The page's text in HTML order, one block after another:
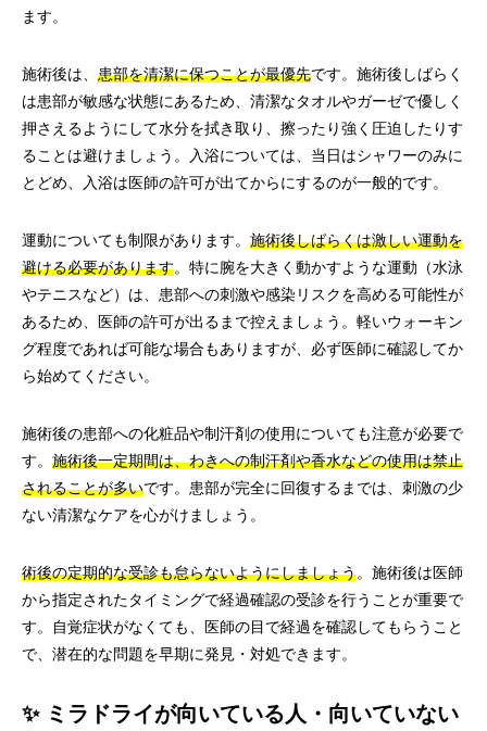
ます。
施術後は、 患部を清潔に保つことが最優先です。施術後しばらく
は患部が敏感な状態にあるため、清潔なタオルやガーゼで優しく
押さえるようにして水分を拭き取り、擦ったり強く圧迫したりす
ることは避けましょう。入浴については、当日はシャワーのみに
とどめ、入浴は医師の許可が出てからにするのが一般的です。
運動についても制限があります。 施術後しばらくは激しい運動を
避ける必要があります。特に腕を大きく動かすような運動（水泳
やテニスなど）は、患部への刺激や感染リスクを高める可能性が
あるため、医師の許可が出るまで控えましょう。軽いウォーキン
グ程度であれば可能な場合もありますが、必ず医師に確認してか
ら始めてください。
施術後の患部への化粧品や制汗剤の使用についても注意が必要で
す。 施術後一定期間は、わきへの制汗剤や香水などの使用は禁止
されることが多いです。患部が完全に回復するまでは、刺激の少
ない清潔なケアを心がけましょう。
術後の定期的な受診も怠らないようにしましょう。施術後は医師
から指定されたタイミングで経過確認の受診を行うことが重要で
す。自覚症状がなくても、医師の目で経過を確認してもらうこと
で、潜在的な問題を早期に発見・対処できます。
✨ ミラドライが向いている人・向いていない